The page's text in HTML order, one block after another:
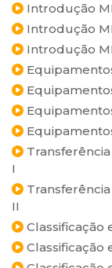
Introdução
Introdução
Introdução
I
II
Classificação
Classificação